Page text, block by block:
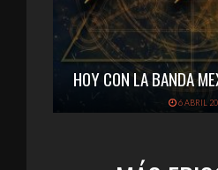
HOY CON LA BANDA
6 ABRIL